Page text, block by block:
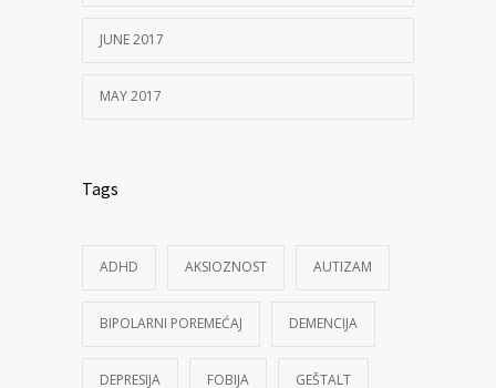
JUNE 2017
MAY 2017
Tags
ADHD AKSIOZNOST AUTIZAM
BIPOLARNI POREMEĆAJ DEMENCIJA
DEPRESIJA FOBIJA GEŠTALT